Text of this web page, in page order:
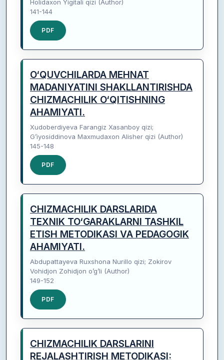
Holidaxon Yigitali qizi (Author)
141-144
PDF
O‘QUVCHILARDA MEHNAT
MADANIYATINI SHAKLLANTIRISHDA
CHIZMACHILIK O‘QITISHNING
AHAMIYATI.
Xudoberdiyeva Farangiz Xasanboy qizi;
G’iyosiddinova Maxmudaxon Alisher qizi (Author)
145-148
PDF
CHIZMACHILIK DARSLARIDA
TEXNIK TO‘GARAKLARNI TASHKIL
ETISH METODIKASI VA PEDAGOGIK
AHAMIYATI.
Abdupattayeva Ruxshona Nurillo qizi; Zokirov
Vohidjon Zohidjon o’g’li (Author)
149-152
PDF
CHIZMACHILIK DARSLARINI
REJALASHTIRISH METODIKASI: